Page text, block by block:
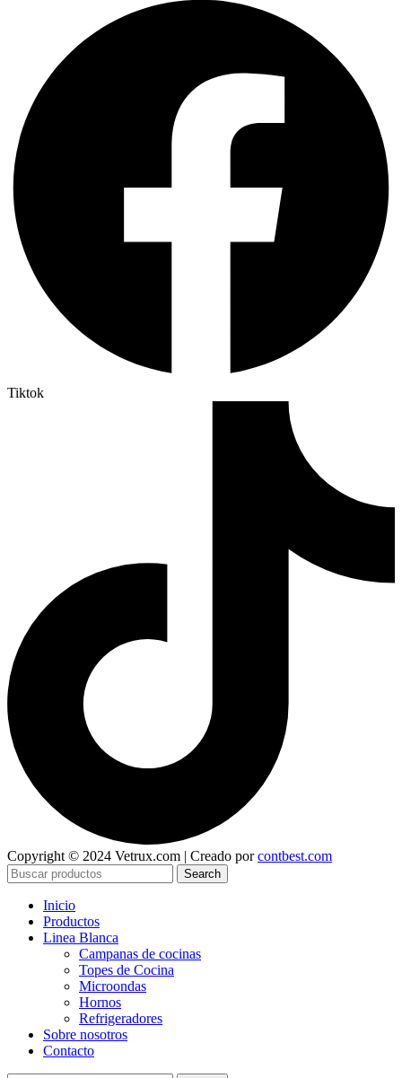
Tiktok
Copyright © 2024 Vetrux.com | Creado porcontbest.com
Search
Inicio
Productos
Linea Blanca
Campanas de cocinas
Topes de Cocina
Microondas
Hornos
Refrigeradores
Sobre nosotros
Contacto